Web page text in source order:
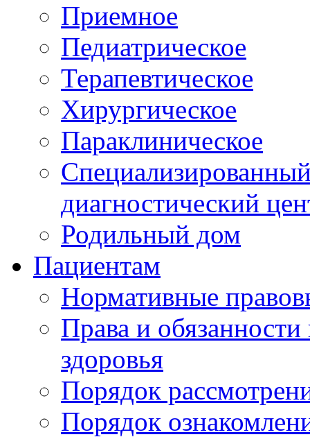
Приемное
Педиатрическое
Терапевтическое
Хирургическое
Параклиническое
диагностический
Родильный дом
Пациентам
Нормативные
Права и
здоровья
Порядок
Порядок